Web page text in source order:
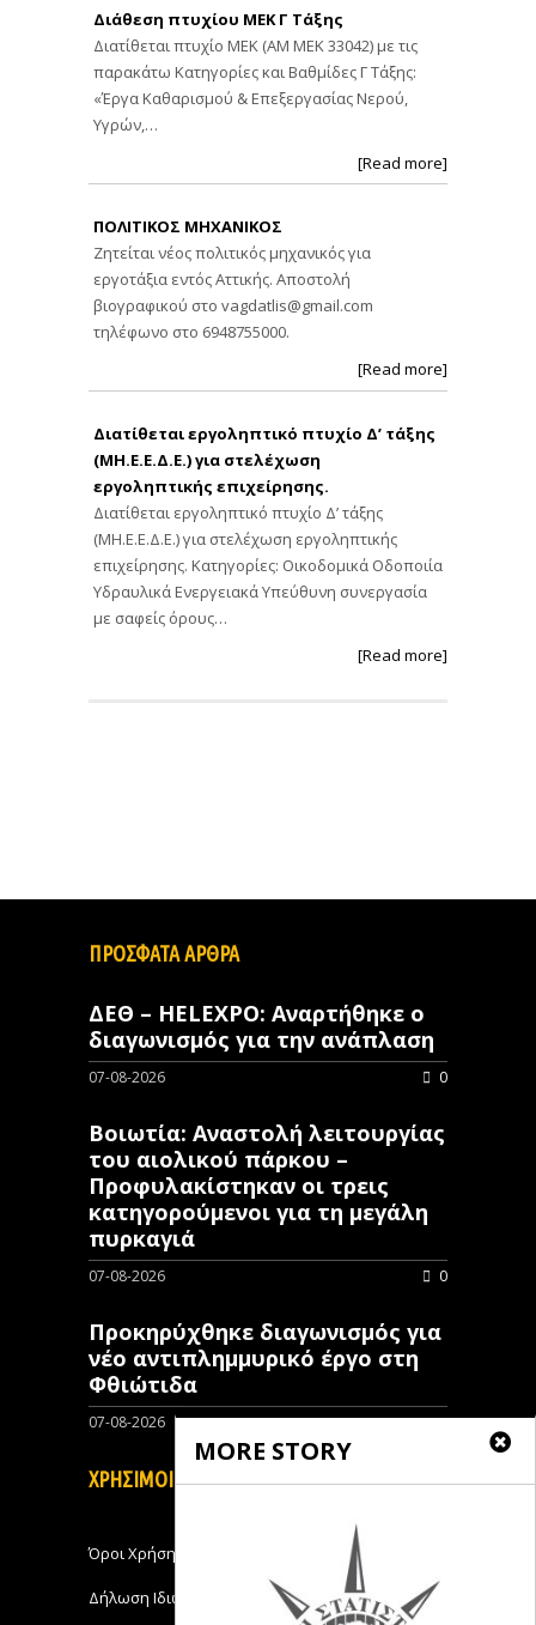
Διάθεση πτυχίου ΜΕΚ Γ Τάξης
Διατίθεται πτυχίο ΜΕΚ (ΑΜ ΜΕΚ 33042) με τις
παρακάτω Κατηγορίες και Βαθμίδες Γ Τάξης:
«Έργα Καθαρισμού & Επεξεργασίας Νερού,
Υγρών,…
[Read more]
ΠΟΛΙΤΙΚΟΣ ΜΗΧΑΝΙΚΟΣ
Ζητείται νέος πολιτικός μηχανικός για
εργοτάξια εντός Αττικής. Αποστολή
βιογραφικού στο vagdatlis@gmail.com
τηλέφωνο στο 6948755000.
[Read more]
Διατίθεται εργοληπτικό πτυχίο Δ’ τάξης
(ΜΗ.Ε.Ε.Δ.Ε.) για στελέχωση
εργοληπτικής επιχείρησης.
Διατίθεται εργοληπτικό πτυχίο Δ’ τάξης
(ΜΗ.Ε.Ε.Δ.Ε.) για στελέχωση εργοληπτικής
επιχείρησης. Κατηγορίες: Οικοδομικά Οδοποιία
Υδραυλικά Ενεργειακά Υπεύθυνη συνεργασία
με σαφείς όρους…
[Read more]
MORE STORY
ΠΡΟΣΦΑΤΑ ΑΡΘΡΑ
ΔΕΘ – HELEXPO: Αναρτήθηκε ο
διαγωνισμός για την ανάπλαση
07-08-2026 0
Βοιωτία: Αναστολή λειτουργίας
του αιολικού πάρκου –
Προφυλακίστηκαν οι τρεις
κατηγορούμενοι για τη μεγάλη
πυρκαγιά
07-08-2026 0
Προκηρύχθηκε διαγωνισμός για
νέo αντιπλημμυρικό έργο στη
Φθιώτιδα
07-08-2026 0
ΧΡΗΣΙΜΟΙ ΣΥΝΔΕΣΜΟΙ
Όροι Χρήσης
Δήλωση Ιδιωτικότητας